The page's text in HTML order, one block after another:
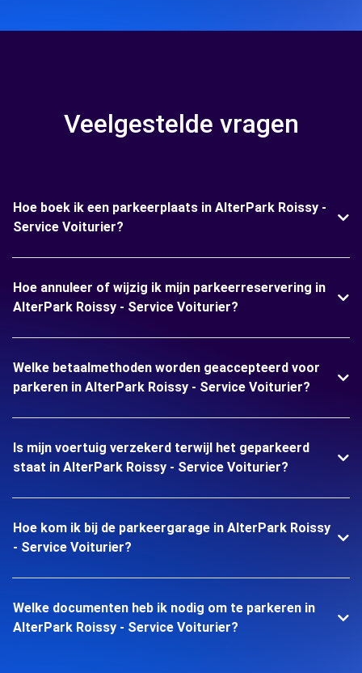
Veelgestelde vragen
Hoe boek ik een parkeerplaats in AlterPark Roissy -
Service Voiturier?
Hoe annuleer of wijzig ik mijn parkeerreservering in
AlterPark Roissy - Service Voiturier?
Welke betaalmethoden worden geaccepteerd voor
parkeren in AlterPark Roissy - Service Voiturier?
Is mijn voertuig verzekerd terwijl het geparkeerd
staat in AlterPark Roissy - Service Voiturier?
Hoe kom ik bij de parkeergarage in AlterPark Roissy
- Service Voiturier?
Welke documenten heb ik nodig om te parkeren in
AlterPark Roissy - Service Voiturier?